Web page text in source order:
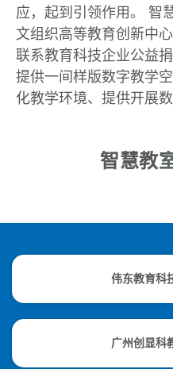
应，起到引领作用。 智
文组织高等教育创新中
联系教育科技企业公益
提供一间样版数字教学
化教学环境、提供开展
智慧教
伟东教育科
广州创显科